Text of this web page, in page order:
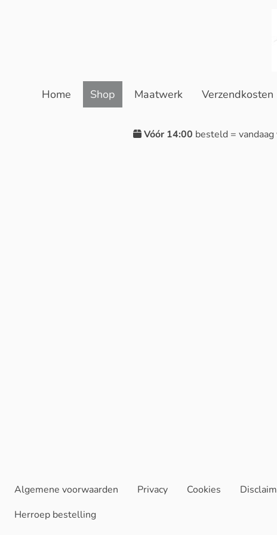
Home Shop Maatwerk Verzendkosten
Vóór 14:00 besteld = vandaag
Algemene voorwaarden Privacy Cookies
Herroep bestelling